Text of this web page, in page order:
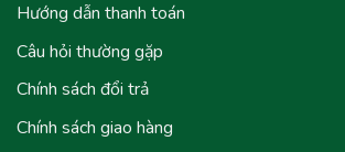
Hướng dẫn thanh toán
Câu hỏi thường gặp
Chính sách đổi trả
Chính sách giao hàng